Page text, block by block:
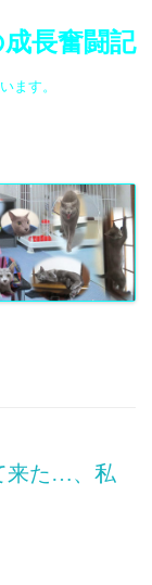
長奮闘記
ます。
来た…、私